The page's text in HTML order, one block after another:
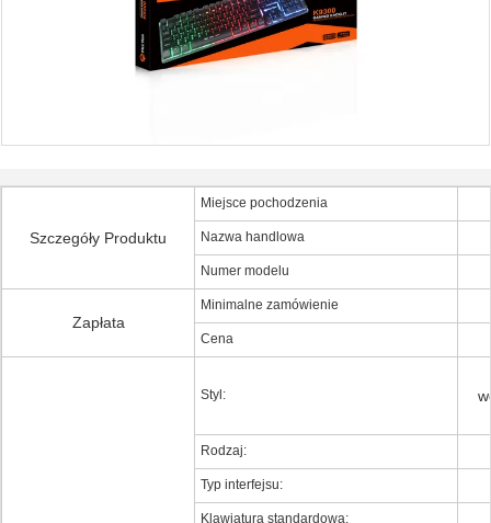
Szczegóły Produktu
Miejsce pochodzenia
Nazwa handlowa
Numer modelu
Zapłata
Minimalne zamówienie
Cena
Styl:
Rodzaj:
Typ interfejsu:
Klawiatura standardowa: